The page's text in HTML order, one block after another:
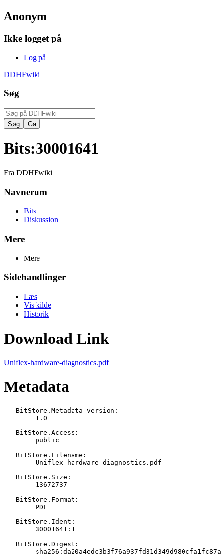
Anonym
Ikke logget på
Log på
DDHFwiki
Søg
Bits:30001641
Fra DDHFwiki
Navnerum
Bits
Diskussion
Mere
Mere
Sidehandlinger
Læs
Vis kilde
Historik
Download Link
Uniflex-hardware-diagnostics.pdf
Metadata
   BitStore.Metadata_version:
   BitStore.Access:
   BitStore.Filename:
   BitStore.Size:
   BitStore.Format:
   BitStore.Ident:
   BitStore.Digest: